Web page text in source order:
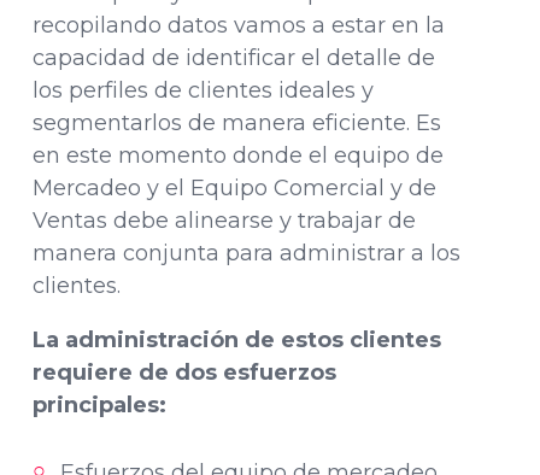
recopilando datos vamos a estar en la
capacidad de identificar el detalle de
los perfiles de clientes ideales y
segmentarlos de manera eficiente. Es
en este momento donde el equipo de
Mercadeo y el Equipo Comercial y de
Ventas debe alinearse y trabajar de
manera conjunta para administrar a los
clientes.
La administración de estos clientes
requiere de dos esfuerzos
principales: